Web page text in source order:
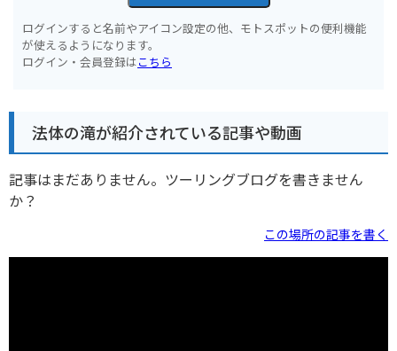
ログインすると名前やアイコン設定の他、モトスポットの便利機能
が使えるようになります。
ログイン・会員登録はこちら
法体の滝が紹介されている記事や動画
記事はまだありません。ツーリングブログを書きません
か？
この場所の記事を書く